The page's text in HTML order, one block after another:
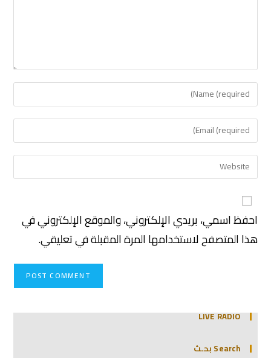
احفظ اسمي، بريدي الإلكتروني، والموقع الإلكتروني في
هذا المتصفح لاستخدامها المرة المقبلة في تعليقي.
LIVE RADIO
Search بحـث